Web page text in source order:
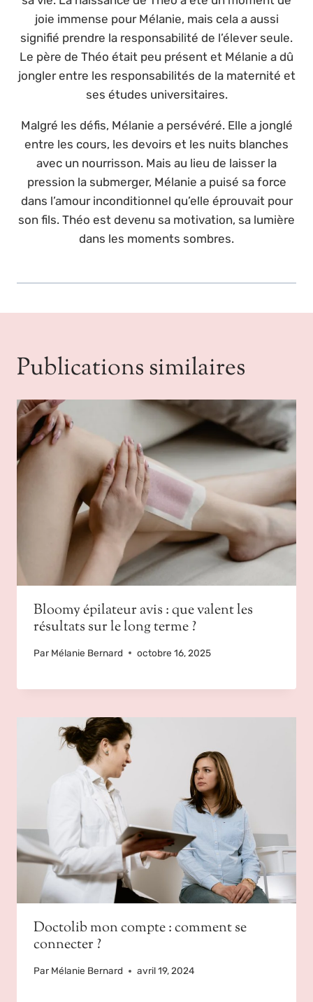
joie immense pour Mélanie, mais cela a aussi
signifié prendre la responsabilité de l’élever seule.
Le père de Théo était peu présent et Mélanie a dû
jongler entre les responsabilités de la maternité et
ses études universitaires.
Malgré les défis, Mélanie a persévéré. Elle a jonglé
entre les cours, les devoirs et les nuits blanches
avec un nourrisson. Mais au lieu de laisser la
pression la submerger, Mélanie a puisé sa force
dans l’amour inconditionnel qu’elle éprouvait pour
son fils. Théo est devenu sa motivation, sa lumière
dans les moments sombres.
Publications similaires
Bloomy épilateur avis : que valent les
résultats sur le long terme ?
Par Mélanie Bernard octobre 16, 2025
Doctolib mon compte : comment se
connecter ?
Par Mélanie Bernard avril 19, 2024